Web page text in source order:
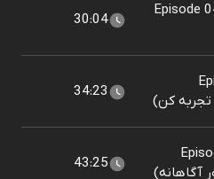
Episode
30:04
34:23
43:25